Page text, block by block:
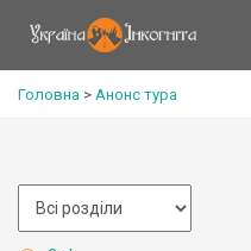
Головна > Анонс тура